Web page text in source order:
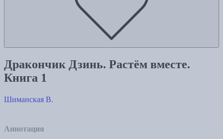
Дракончик Дзинь. Растём вместе.
Книга 1
Шиманская В.
Аннотация